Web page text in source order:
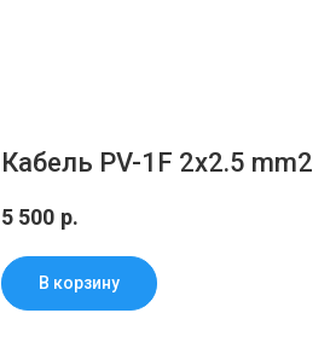
Кабель PV-1F 2x2.5 mm2
5 500 р.
В корзину